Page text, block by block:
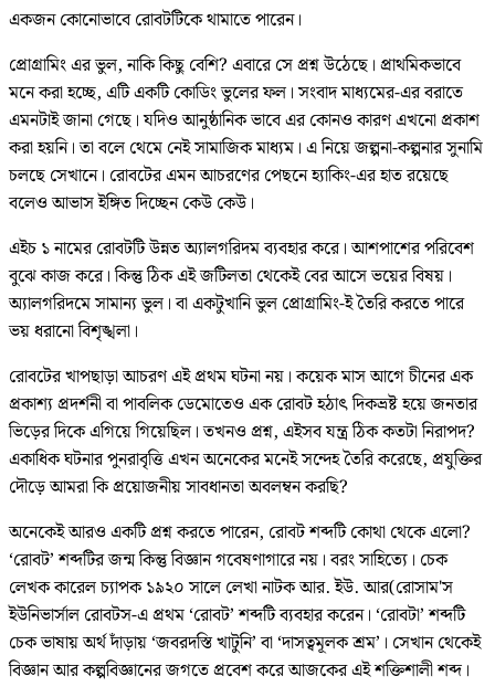
একজন কোনোভাবে রোবটটিকে থামাতে পারেন।
প্রোগ্রামিং এর ভুল, নাকি কিছু বেশি? এবারে সে প্রশ্ন উঠেছে। প্রাথমিকভাবে
মনে করা হচ্ছে, এটি একটি কোডিং ভুলের ফল। সংবাদ মাধ্যমের-এর বরাতে
এমনটাই জানা গেছে। যদিও আনুষ্ঠানিক ভাবে এর কোনও কারণ এখনো প্রকাশ
করা হয়নি। তা বলে থেমে নেই সামাজিক মাধ্যম। এ নিয়ে জল্পনা-কল্পনার সুনামি
চলছে সেখানে। রোবটের এমন আচরণের পেছনে হ্যাকিং-এর হাত রয়েছে
বলেও আভাস ইঙ্গিত দিচ্ছেন কেউ কেউ।
এইচ ১ নামের রোবটটি উন্নত অ্যালগরিদম ব্যবহার করে। আশপাশের পরিবেশ
বুঝে কাজ করে। কিন্তু ঠিক এই জটিলতা থেকেই বের আসে ভয়ের বিষয়।
অ্যালগরিদমে সামান্য ভুল। বা একটুখানি ভুল প্রোগ্রামিং-ই তৈরি করতে পারে
ভয় ধরানো বিশৃঙ্খলা।
রোবটের খাপছাড়া আচরণ এই প্রথম ঘটনা নয়। কয়েক মাস আগে চীনের এক
প্রকাশ্য প্রদর্শনী বা পাবলিক ডেমোতেও এক রোবট হঠাৎ দিকভ্রষ্ট হয়ে জনতার
ভিড়ের দিকে এগিয়ে গিয়েছিল। তখনও প্রশ্ন, এইসব যন্ত্র ঠিক কতটা নিরাপদ?
একাধিক ঘটনার পুনরাবৃত্তি এখন অনেকের মনেই সন্দেহ তৈরি করেছে, প্রযুক্তির
দৌড়ে আমরা কি প্রয়োজনীয় সাবধানতা অবলম্বন করছি?
অনেকেই আরও একটি প্রশ্ন করতে পারেন, রোবট শব্দটি কোথা থেকে এলো?
‘রোবট’ শব্দটির জন্ম কিন্তু বিজ্ঞান গবেষণাগারে নয়। বরং সাহিত্যে। চেক
লেখক কারেল চ্যাপক ১৯২০ সালে লেখা নাটক আর. ইউ. আর(রোসাম'স
ইউনিভার্সাল রোবটস-এ প্রথম ‘রোবট’ শব্দটি ব্যবহার করেন। ‘রোবটা’ শব্দটি
চেক ভাষায় অর্থ দাঁড়ায় ‘জবরদস্তি খাটুনি’ বা ‘দাসত্বমূলক শ্রম’। সেখান থেকেই
বিজ্ঞান আর কল্পবিজ্ঞানের জগতে প্রবেশ করে আজকের এই শক্তিশালী শব্দ।